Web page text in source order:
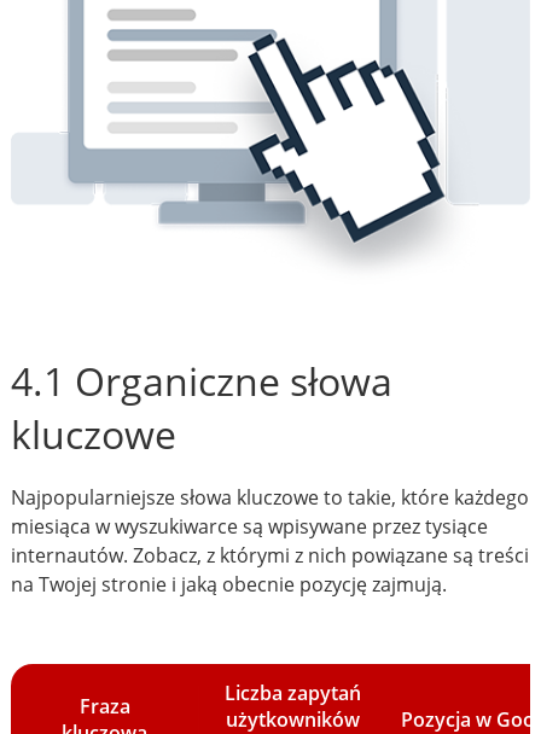
4.1 Organiczne słowa
kluczowe
Najpopularniejsze słowa kluczowe to takie, które każdego
miesiąca w wyszukiwarce są wpisywane przez tysiące
internautów. Zobacz, z którymi z nich powiązane są treści
na Twojej stronie i jaką obecnie pozycję zajmują.
Fraza
Liczba zapytań
użytkowników
Pozycja w